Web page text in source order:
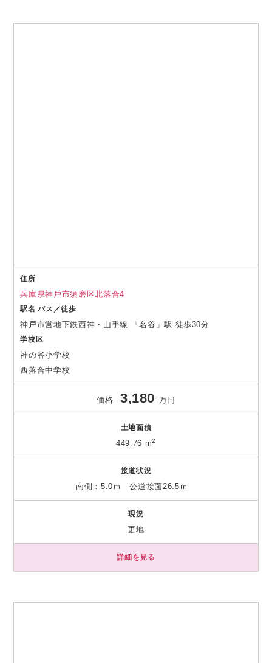
住所
兵庫県神⼾市須磨区北落合4
駅名 バス／徒歩
神戸市営地下鉄西神・山手線 「名谷」駅 徒歩30分
学校区
神の谷小学校
西落合中学校
価格 3,180 万円
土地面積
449.76 m2
接道状況
南側：5.0ｍ 公道接面26.5ｍ
現況
更地
詳細を見る